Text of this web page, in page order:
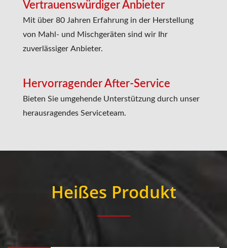
Vertrauenswürdiger Anbieter
Mit über 80 Jahren Erfahrung in der Herstellung
von Mahl- und Mischgeräten sind wir Ihr
zuverlässiger Anbieter.
Hervorragender After-Service
Bieten Sie umgehende Unterstützung durch unser
herausragendes Serviceteam.
Heißes Produkt